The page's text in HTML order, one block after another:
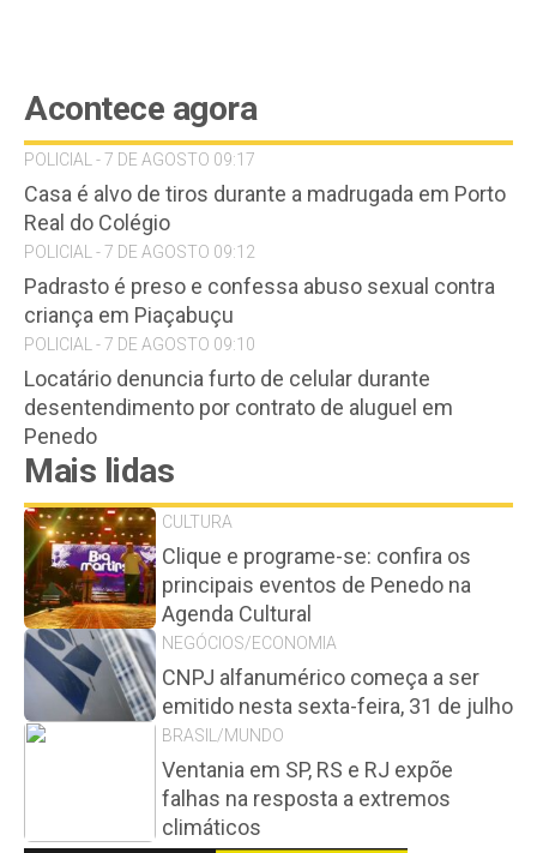
Acontece agora
POLICIAL - 7 DE AGOSTO 09:17
Casa é alvo de tiros durante a madrugada em Porto
Real do Colégio
POLICIAL - 7 DE AGOSTO 09:12
Padrasto é preso e confessa abuso sexual contra
criança em Piaçabuçu
POLICIAL - 7 DE AGOSTO 09:10
Locatário denuncia furto de celular durante
desentendimento por contrato de aluguel em
Penedo
Mais lidas
CULTURA
Clique e programe-se: confira os
principais eventos de Penedo na
Agenda Cultural
NEGÓCIOS/ECONOMIA
CNPJ alfanumérico começa a ser
emitido nesta sexta-feira, 31 de julho
BRASIL/MUNDO
Ventania em SP, RS e RJ expõe
falhas na resposta a extremos
climáticos